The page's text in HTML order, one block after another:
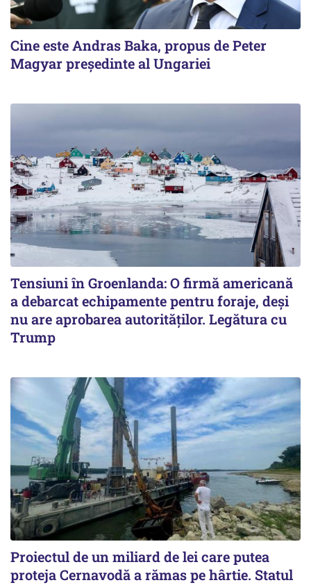
Cine este Andras Baka, propus de Peter
Magyar președinte al Ungariei
Tensiuni în Groenlanda: O firmă americană
a debarcat echipamente pentru foraje, deși
nu are aprobarea autorităților. Legătura cu
Trump
Proiectul de un miliard de lei care putea
proteja Cernavodă a rămas pe hârtie. Statul